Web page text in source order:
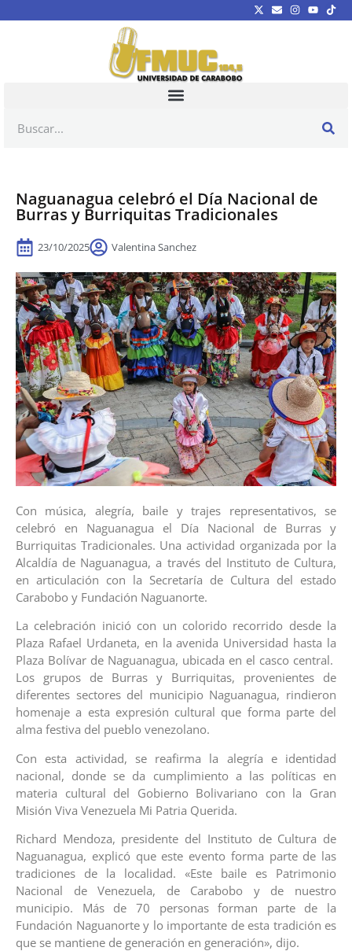
Naguanagua celebró el Día Nacional de
Burras y Burriquitas Tradicionales
23/10/2025 Valentina Sanchez
Con música, alegría, baile y trajes representativos, se
celebró en Naguanagua el Día Nacional de Burras y
Burriquitas Tradicionales. Una actividad organizada por la
Alcaldía de Naguanagua, a través del Instituto de Cultura,
en articulación con la Secretaría de Cultura del estado
Carabobo y Fundación Naguanorte.
La celebración inició con un colorido recorrido desde la
Plaza Rafael Urdaneta, en la avenida Universidad hasta la
Plaza Bolívar de Naguanagua, ubicada en el casco central.
Los grupos de Burras y Burriquitas, provenientes de
diferentes sectores del municipio Naguanagua, rindieron
homenaje a esta expresión cultural que forma parte del
alma festiva del pueblo venezolano.
Con esta actividad, se reafirma la alegría e identidad
nacional, donde se da cumplimiento a las políticas en
materia cultural del Gobierno Bolivariano con la Gran
Misión Viva Venezuela Mi Patria Querida.
Richard Mendoza, presidente del Instituto de Cultura de
Naguanagua, explicó que este evento forma parte de las
tradiciones de la localidad. «Este baile es Patrimonio
Nacional de Venezuela, de Carabobo y de nuestro
municipio. Más de 70 personas forman parte de la
Fundación Naguanorte y lo importante de esta tradición es
que se mantiene de generación en generación», dijo.